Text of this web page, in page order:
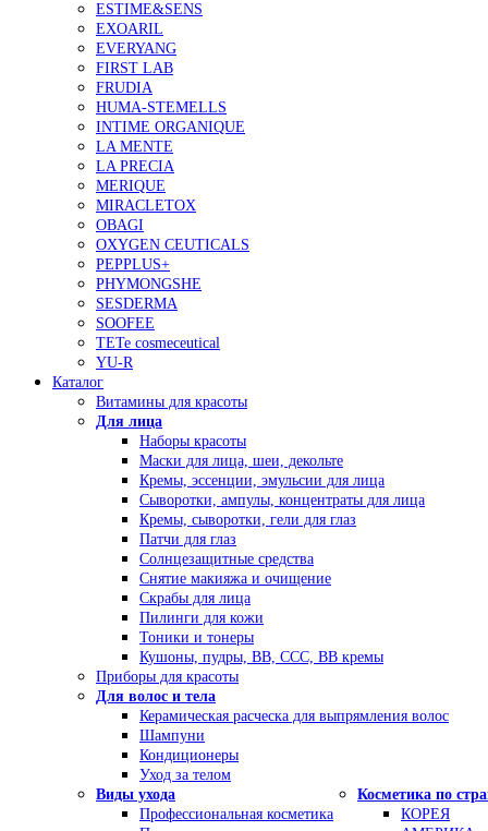
ESTIME&SENS
EXOARIL
EVERYANG
FIRST LAB
FRUDIA
HUMA-STEMELLS
INTIME ORGANIQUE
LA MENTE
LA PRECIA
MERIQUE
MIRACLETOX
OBAGI
OXYGEN CEUTICALS
PEPPLUS+
PHYMONGSHE
SESDERMA
SOOFEE
TETe cosmeceutical
YU-R
Каталог
Витамины для красоты
Для лица
Наборы красоты
Маски для лица, шеи, декольте
Кремы, эссенции, эмульсии для лица
Сыворотки, ампулы, концентраты для лица
Кремы, сыворотки, гели для глаз
Патчи для глаз
Солнцезащитные средства
Снятие макияжа и очищение
Скрабы для лица
Пилинги для кожи
Тоники и тонеры
Кушоны, пудры, ВВ, ССС, ВВ кремы
Приборы для красоты
Для волос и тела
Керамическая расческа для выпрямления волос
Шампуни
Кондиционеры
Уход за телом
Виды ухода
Профессиональная косметика
Косметика по
КОРЕЯ